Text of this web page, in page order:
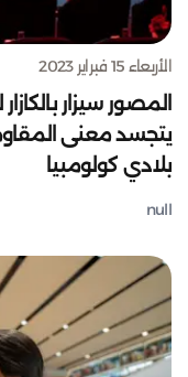
الأربعاء 15 فبراير 2023
يتجسد معنى
بلادي كولومبيا
null